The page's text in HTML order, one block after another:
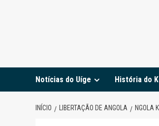
Notícias do Uíge História do
INÍCIO LIBERTAÇÃO DE ANGOLA NGOLA